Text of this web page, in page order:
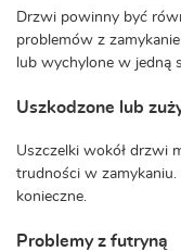
Drzwi powinny być
problemów z
lub wychylone w jedną
Uszkodzone lub
Uszczelki wokół drzwi
trudności w zamykaniu.
konieczne.
Problemy z futryną